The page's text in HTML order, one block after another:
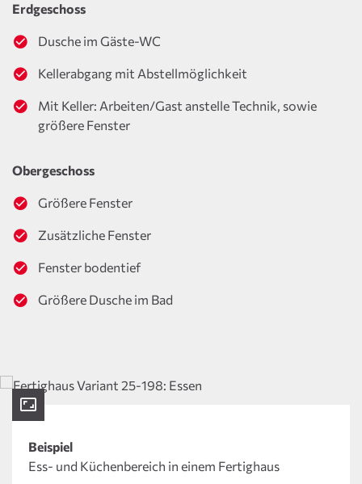
Erdgeschoss
Dusche im Gäste-WC
Kellerabgang mit Abstellmöglichkeit
Mit Keller: Arbeiten/Gast anstelle Technik, sowie
größere Fenster
Obergeschoss
Größere Fenster
Zusätzliche Fenster
Fenster bodentief
Größere Dusche im Bad
Beispiel
Ess- und Küchenbereich in einem Fertighaus